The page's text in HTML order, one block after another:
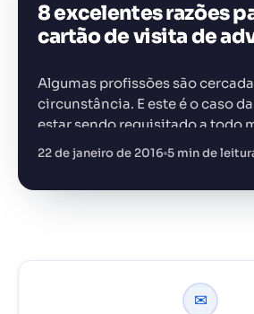
8 excelentes razões
cartão de visita de
Algumas profissões são
circunstância. E este é o caso
estar sendo requisitado a todo
cartões de visita de advocacia
úteis para quem…
22 de janeiro de 2016 5 min de
✉
FERRAMENTA RECOMENDADA
CONTEÚDO
Gestão de Contratos
+14.000